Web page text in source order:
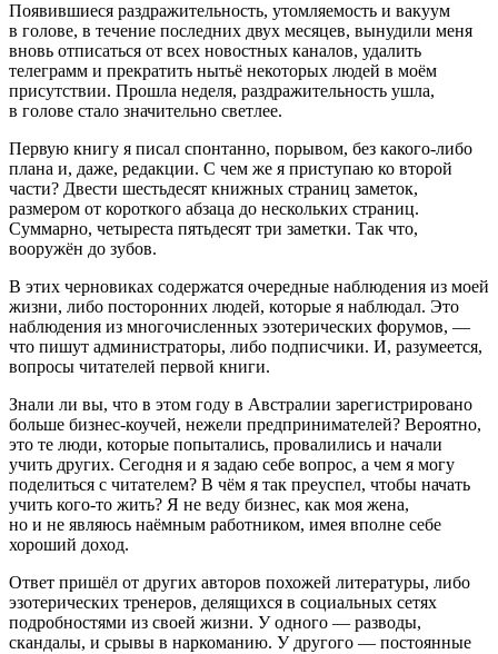
Появившиеся раздражительность, утомляемость и вакуум
в голове, в течение последних двух месяцев, вынудили меня
вновь отписаться от всех новостных каналов, удалить
телеграмм и прекратить нытьё некоторых людей в моём
присутствии. Прошла неделя, раздражительность ушла,
в голове стало значительно светлее.
Первую книгу я писал спонтанно, порывом, без какого-либо
плана и, даже, редакции. С чем же я приступаю ко второй
части? Двести шестьдесят книжных страниц заметок,
размером от короткого абзаца до нескольких страниц.
Суммарно, четыреста пятьдесят три заметки. Так что,
вооружён до зубов.
В этих черновиках содержатся очередные наблюдения из моей
жизни, либо посторонних людей, которые я наблюдал. Это
наблюдения из многочисленных эзотерических форумов, —
что пишут администраторы, либо подписчики. И, разумеется,
вопросы читателей первой книги.
Знали ли вы, что в этом году в Австралии зарегистрировано
больше бизнес-коучей, нежели предпринимателей? Вероятно,
это те люди, которые попытались, провалились и начали
учить других. Сегодня и я задаю себе вопрос, а чем я могу
поделиться с читателем? В чём я так преуспел, чтобы начать
учить кого-то жить? Я не веду бизнес, как моя жена,
но и не являюсь наёмным работником, имея вполне себе
хороший доход.
Ответ пришёл от других авторов похожей литературы, либо
эзотерических тренеров, делящихся в социальных сетях
подробностями из своей жизни. У одного — разводы,
скандалы, и срывы в наркоманию. У другого — постоянные